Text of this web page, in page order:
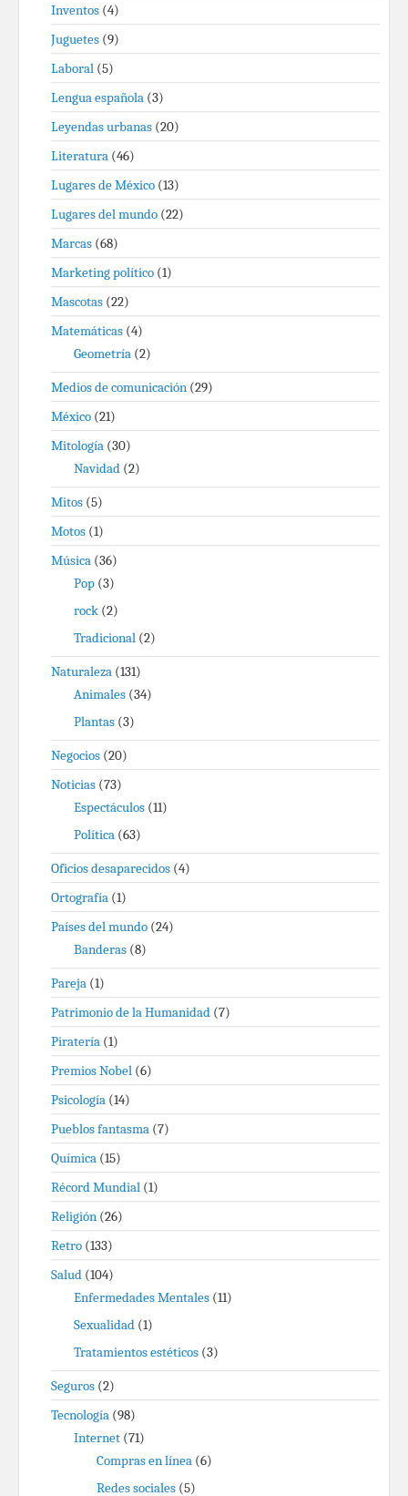
Inventos (4)
Juguetes (9)
Laboral (5)
Lengua española (3)
Leyendas urbanas (20)
Literatura (46)
Lugares de México (13)
Lugares del mundo (22)
Marcas (68)
Marketing político (1)
Mascotas (22)
Matemáticas (4)
Geometría (2)
Medios de comunicación (29)
México (21)
Mitología (30)
Navidad (2)
Mitos (5)
Motos (1)
Música (36)
Pop (3)
rock (2)
Tradicional (2)
Naturaleza (131)
Animales (34)
Plantas (3)
Negocios (20)
Noticias (73)
Espectáculos (11)
Política (63)
Oficios desaparecidos (4)
Ortografía (1)
Países del mundo (24)
Banderas (8)
Pareja (1)
Patrimonio de la Humanidad (7)
Piratería (1)
Premios Nobel (6)
Psicología (14)
Pueblos fantasma (7)
Química (15)
Récord Mundial (1)
Religión (26)
Retro (133)
Salud (104)
Enfermedades Mentales (11)
Sexualidad (1)
Tratamientos estéticos (3)
Seguros (2)
Tecnología (98)
Internet (71)
Compras en línea (6)
Redes sociales (5)